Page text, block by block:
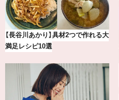
【2026年8月】鏡リュウジの12星座
別占い